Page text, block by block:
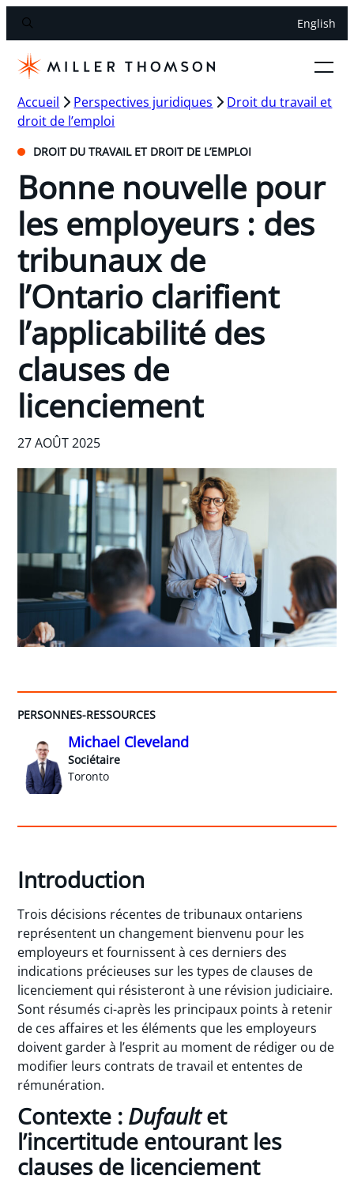
English
Accueil Perspectives juridiques
Droit du travail et
droit de l’emploi
DROIT DU TRAVAIL ET DROIT DE L’EMPLOI
Bonne nouvelle pour
les employeurs : des
tribunaux de
l’Ontario clarifient
l’applicabilité des
clauses de
licenciement
27 AOÛT 2025
PERSONNES-RESSOURCES
Michael Cleveland
Sociétaire
Toronto
Introduction
Trois décisions récentes de tribunaux ontariens
représentent un changement bienvenu pour les
employeurs et fournissent à ces derniers des
indications précieuses sur les types de clauses de
licenciement qui résisteront à une révision judiciaire.
Sont résumés ci-après les principaux points à retenir
de ces affaires et les éléments que les employeurs
doivent garder à l’esprit au moment de rédiger ou de
modifier leurs contrats de travail et ententes de
rémunération.
Contexte : Dufaultet
l’incertitude entourant les
clauses de licenciement